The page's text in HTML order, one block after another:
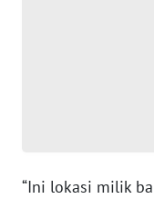
“Ini lokasi milik